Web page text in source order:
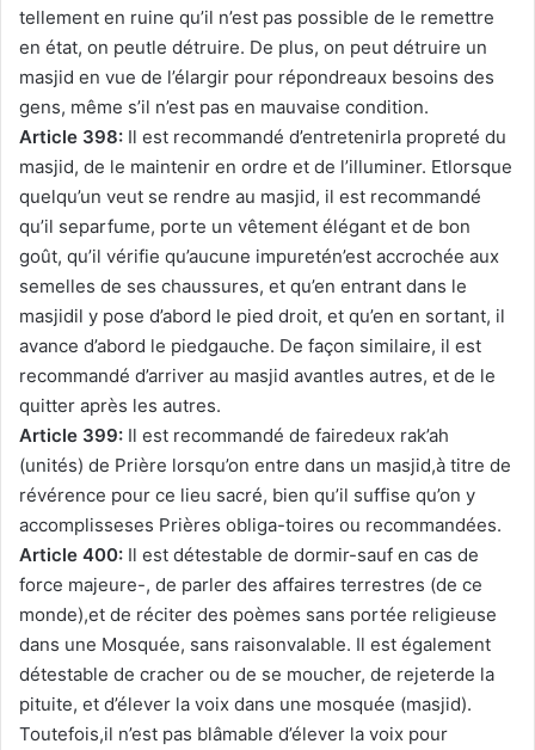
tellement en ruine qu’il n’est pas possible de le remettre
en état, on peutle détruire. De plus, on peut détruire un
masjid en vue de l’élargir pour répondreaux besoins des
gens, même s’il n’est pas en mauvaise condition.
Article 398: Il est recommandé d’entretenirla propreté du
masjid, de le maintenir en ordre et de l’illuminer. Etlorsque
quelqu’un veut se rendre au masjid, il est recommandé
qu’il separfume, porte un vêtement élégant et de bon
goût, qu’il vérifie qu’aucune impuretén’est accrochée aux
semelles de ses chaussures, et qu’en entrant dans le
masjidil y pose d’abord le pied droit, et qu’en en sortant, il
avance d’abord le piedgauche. De façon similaire, il est
recommandé d’arriver au masjid avantles autres, et de le
quitter après les autres.
Article 399: Il est recommandé de fairedeux rak’ah
(unités) de Prière lorsqu’on entre dans un masjid,à titre de
révérence pour ce lieu sacré, bien qu’il suffise qu’on y
accomplisseses Prières obliga-toires ou recommandées.
Article 400: Il est détestable de dormir-sauf en cas de
force majeure-, de parler des affaires terrestres (de ce
monde),et de réciter des poèmes sans portée religieuse
dans une Mosquée, sans raisonvalable. Il est également
détestable de cracher ou de se moucher, de rejeterde la
pituite, et d’élever la voix dans une mosquée (masjid).
Toutefois,il n’est pas blâmable d’élever la voix pour